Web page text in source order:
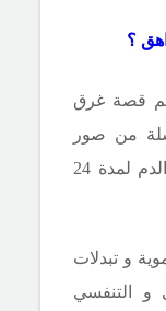
؟
قصة غرق
من صور
الصدر الشعاعية مع قياس غازات الدم لمدة 24
و تبدلات
و التنفسي